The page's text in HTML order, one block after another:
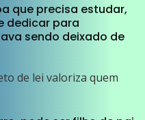
que precisa estudar,
dedicar para
sendo deixado de
de lei valoriza quem